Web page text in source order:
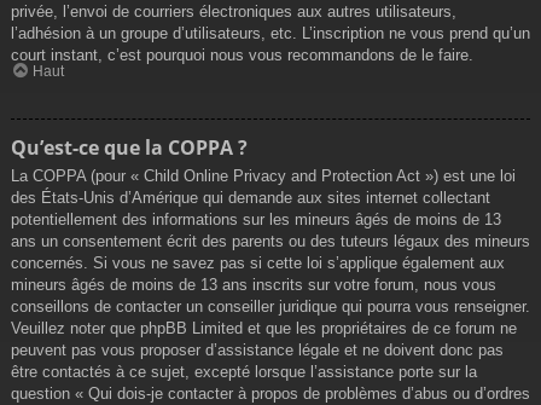
privée, l’envoi de courriers électroniques aux autres utilisateurs,
l’adhésion à un groupe d’utilisateurs, etc. L’inscription ne vous prend qu’un
court instant, c’est pourquoi nous vous recommandons de le faire.
Haut
Qu’est-ce que la COPPA ?
La COPPA (pour « Child Online Privacy and Protection Act ») est une loi
des États-Unis d’Amérique qui demande aux sites internet collectant
potentiellement des informations sur les mineurs âgés de moins de 13
ans un consentement écrit des parents ou des tuteurs légaux des mineurs
concernés. Si vous ne savez pas si cette loi s’applique également aux
mineurs âgés de moins de 13 ans inscrits sur votre forum, nous vous
conseillons de contacter un conseiller juridique qui pourra vous renseigner.
Veuillez noter que phpBB Limited et que les propriétaires de ce forum ne
peuvent pas vous proposer d’assistance légale et ne doivent donc pas
être contactés à ce sujet, excepté lorsque l’assistance porte sur la
question « Qui dois-je contacter à propos de problèmes d’abus ou d’ordres